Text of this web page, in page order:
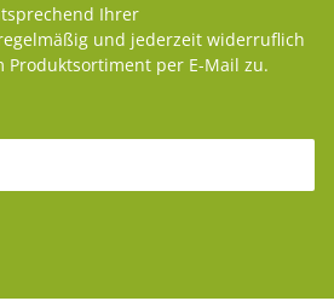
Ihrer
und jederzeit widerruflich
per E-Mail zu.